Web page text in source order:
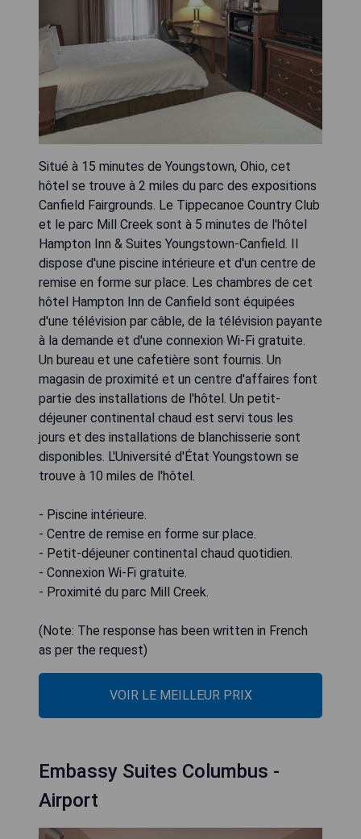
Situé à 15 minutes de Youngstown, Ohio, cet
hôtel se trouve à 2 miles du parc des expositions
Canfield Fairgrounds. Le Tippecanoe Country Club
et le parc Mill Creek sont à 5 minutes de l'hôtel
Hampton Inn & Suites Youngstown-Canfield. Il
dispose d'une piscine intérieure et d'un centre de
remise en forme sur place. Les chambres de cet
hôtel Hampton Inn de Canfield sont équipées
d'une télévision par câble, de la télévision payante
à la demande et d'une connexion Wi-Fi gratuite.
Un bureau et une cafetière sont fournis. Un
magasin de proximité et un centre d'affaires font
partie des installations de l'hôtel. Un petit-
déjeuner continental chaud est servi tous les
jours et des installations de blanchisserie sont
disponibles. L'Université d'État Youngstown se
trouve à 10 miles de l'hôtel.
- Piscine intérieure.
- Centre de remise en forme sur place.
- Petit-déjeuner continental chaud quotidien.
- Connexion Wi-Fi gratuite.
- Proximité du parc Mill Creek.
(Note: The response has been written in French
as per the request)
VOIR LE MEILLEUR PRIX
Embassy Suites Columbus -
Airport